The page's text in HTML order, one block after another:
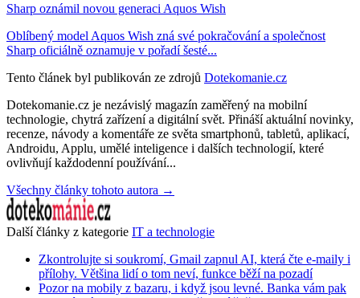
Sharp oznámil novou generaci Aquos Wish
Oblíbený model Aquos Wish zná své pokračování a společnost
Sharp oficiálně oznamuje v pořadí šesté...
Tento článek byl publikován ze zdrojů Dotekomanie.cz
Dotekomanie.cz je nezávislý magazín zaměřený na mobilní
technologie, chytrá zařízení a digitální svět. Přináší aktuální novinky,
recenze, návody a komentáře ze světa smartphonů, tabletů, aplikací,
Androidu, Applu, umělé inteligence i dalších technologií, které
ovlivňují každodenní používání...
Všechny články tohoto autora →
Další články z kategorie IT a technologie
Zkontrolujte si soukromí, Gmail zapnul AI, která čte e-maily i
přílohy. Většina lidí o tom neví, funkce běží na pozadí
Pozor na mobily z bazaru, i když jsou levné. Banka vám pak